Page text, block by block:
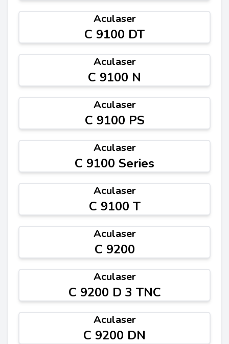
Aculaser
C 9100 DT
Aculaser
C 9100 N
Aculaser
C 9100 PS
Aculaser
C 9100 Series
Aculaser
C 9100 T
Aculaser
C 9200
Aculaser
C 9200 D 3 TNC
Aculaser
C 9200 DN